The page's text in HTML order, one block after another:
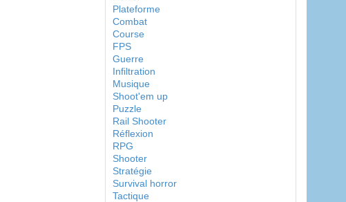
Plateforme
Combat
Course
FPS
Guerre
Infiltration
Musique
Shoot'em up
Puzzle
Rail Shooter
Réflexion
RPG
Shooter
Stratégie
Survival horror
Tactique